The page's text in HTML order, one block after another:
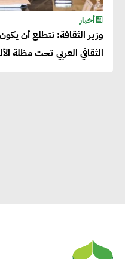
أخبار
الثقافي العربي تحت مظلة